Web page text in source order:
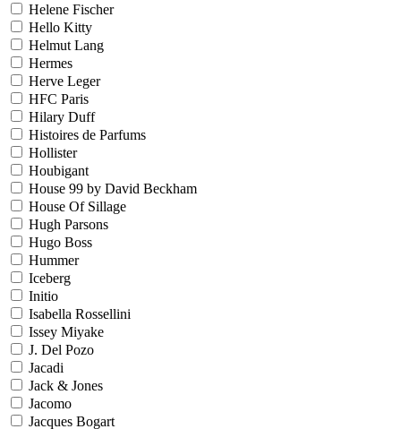
Helene Fischer
Hello Kitty
Helmut Lang
Hermes
Herve Leger
HFC Paris
Hilary Duff
Histoires de Parfums
Hollister
Houbigant
House 99 by David Beckham
House Of Sillage
Hugh Parsons
Hugo Boss
Hummer
Iceberg
Initio
Isabella Rossellini
Issey Miyake
J. Del Pozo
Jacadi
Jack & Jones
Jacomo
Jacques Bogart